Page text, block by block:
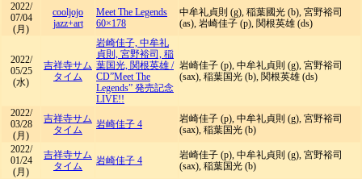
2022/
07/04
(月)
cooljojo
jazz+art
Meet The Legends
60×178
中牟礼貞則 (g), 稲葉國光 (b), 宮野裕司
(as), 岩崎佳子 (p), 関根英雄 (ds)
2022/
05/25
(水)
吉祥寺サム
タイム
岩崎佳子, 中牟礼
貞則, 宮野裕司, 稲
葉国光, 関根英雄 /
CD”Meet The
Legends” 発売記念
LIVE!!
岩崎佳子 (p), 中牟礼貞則 (g), 宮野裕司
(sax), 稲葉国光 (b), 関根英雄 (ds)
2022/
03/28
(月)
吉祥寺サム
タイム
岩崎佳子 4
岩崎佳子 (p), 中牟礼貞則 (g), 宮野裕司
(sax), 稲葉国光 (b)
2022/
01/24
(月)
吉祥寺サム
タイム
岩崎佳子 4
岩崎佳子 (p), 中牟礼貞則 (g), 宮野裕司
(sax), 稲葉国光 (b)